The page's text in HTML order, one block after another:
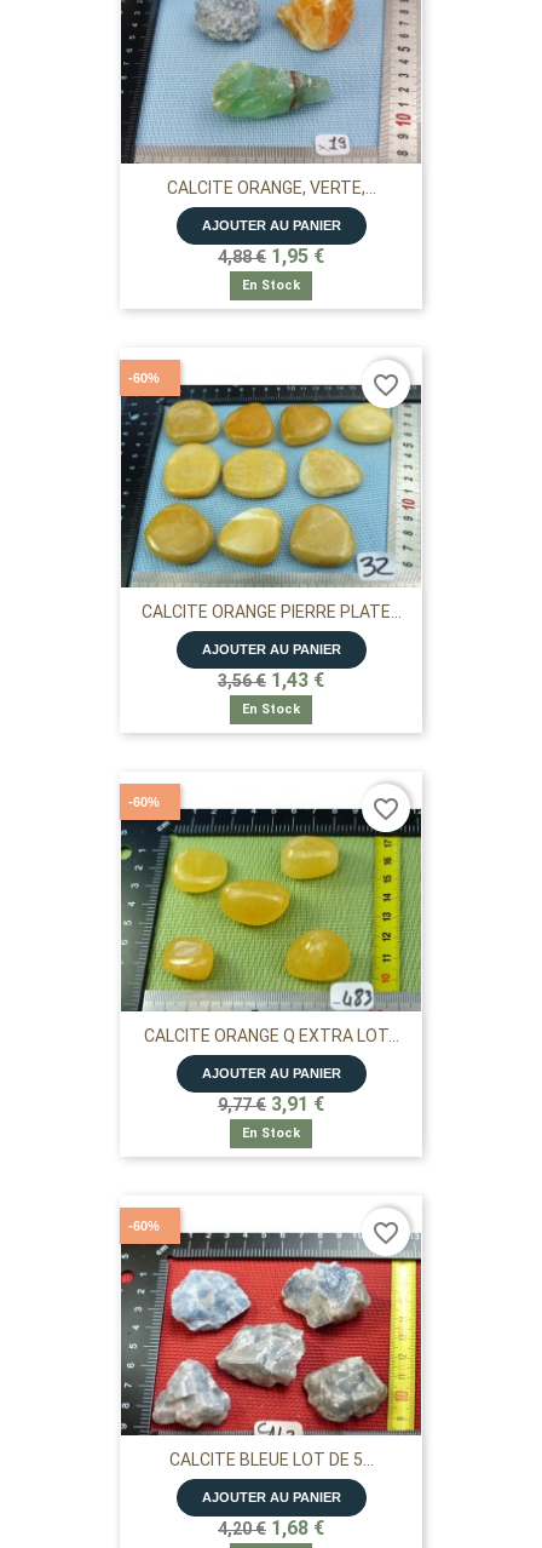
CALCITE ORANGE, VERTE,...
AJOUTER AU PANIER
4,88 € 1,95 €
En Stock
CALCITE ORANGE PIERRE PLATE...
AJOUTER AU PANIER
3,56 € 1,43 €
En Stock
-60% favorite_border
CALCITE ORANGE Q EXTRA LOT...
AJOUTER AU PANIER
9,77 € 3,91 €
En Stock
-60% favorite_border
CALCITE BLEUE LOT DE 5...
AJOUTER AU PANIER
4,20 € 1,68 €
-60% favorite_border